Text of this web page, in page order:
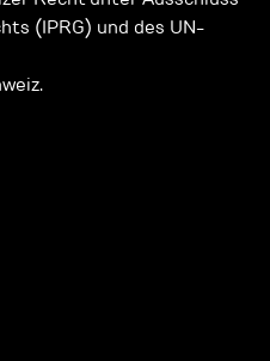
(IPRG) und des UN-